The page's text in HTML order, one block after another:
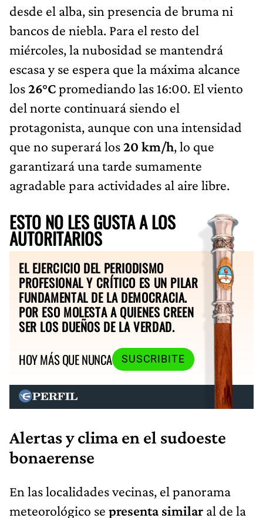
desde el alba, sin presencia de bruma ni
bancos de niebla. Para el resto del
miércoles, la nubosidad se mantendrá
escasa y se espera que la máxima alcance
los26°Cpromediando las 16:00. El viento
del norte continuará siendo el
protagonista, aunque con una intensidad
que no superará los20 km/h, lo que
garantizará una tarde sumamente
agradable para actividades al aire libre.
ESTO NO LES GUSTA A LOS
AUTORITARIOS
EL EJERCICIO DEL PERIODISMO
PROFESIONAL Y CRÍTICO ES UN PILAR
FUNDAMENTAL DE LA DEMOCRACIA.
POR ESO MOLESTA A QUIENES CREEN
SER LOS DUEÑOS DE LA VERDAD.
HOY MÁS QUE NUNCA
SUSCRIBITE
Alertas y clima en el sudoeste
bonaerense
En las localidades vecinas, el panorama
meteorológico se presenta similar al de la